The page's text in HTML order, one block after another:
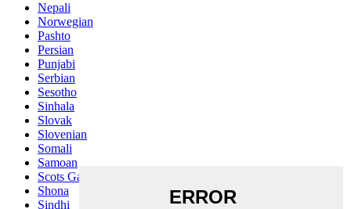
Nepali
Norwegian
Pashto
Persian
Punjabi
Serbian
Sesotho
Sinhala
Slovak
Slovenian
Somali
Samoan
Scots Gaelic
Shona
Sindhi